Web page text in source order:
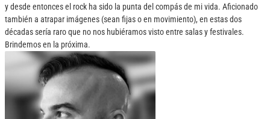
y desde entonces el rock ha sido la punta del compás de mi vida. Aficionado
también a atrapar imágenes (sean fijas o en movimiento), en estas dos
décadas sería raro que no nos hubiéramos visto entre salas y festivales.
Brindemos en la próxima.